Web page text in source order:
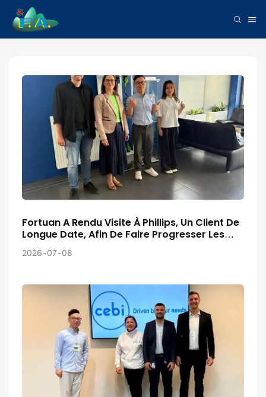
Fortuan A Rendu Visite À Phillips, Un Client De
Longue Date, Afin De Faire Progresser Les
Négociations Et La Coopération Sur De
Nouveaux Projets.
2026 07 08